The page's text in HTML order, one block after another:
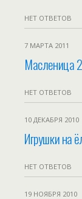
НЕТ ОТВЕТОВ
7 МАРТА 2011
Масленица
НЕТ ОТВЕТОВ
10 ДЕКАБРЯ 2010
Игрушки на
НЕТ ОТВЕТОВ
19 НОЯБРЯ 2010